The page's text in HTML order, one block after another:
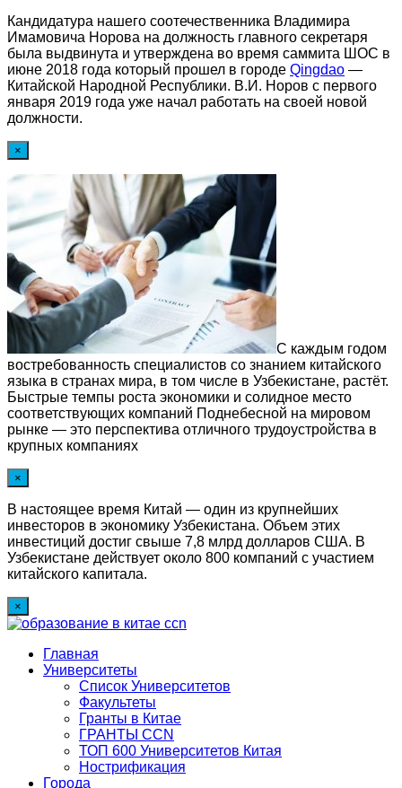
Кандидатура нашего соотечественника Владимира
Имамовича Норова на должность главного секретаря
была выдвинута и утверждена во время саммита ШОС в
июне 2018 года который прошел в городе Qingdao —
Китайской Народной Республики. В.И. Норов с первого
января 2019 года уже начал работать на своей новой
должности.
×
С каждым годом
востребованность специалистов со знанием китайского
языка в странах мира, в том числе в Узбекистане, растёт.
Быстрые темпы роста экономики и солидное место
соответствующих компаний Поднебесной на мировом
рынке — это перспектива отличного трудоустройства в
крупных компаниях
×
В настоящее время Китай — один из крупнейших
инвесторов в экономику Узбекистана. Объем этих
инвестиций достиг свыше 7,8 млрд долларов США. В
Узбекистане действует около 800 компаний с участием
китайского капитала.
×
Главная
Университеты
Список Университетов
Факультеты
Гранты в Китае
ГРАНТЫ ССN
ТОП 600 Университетов Китая
Нострификация
Города